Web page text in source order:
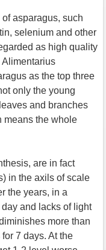
asparagus, such
selenium and other
as high quality
as the top three
only the young
and branches
means the whole
are in fact
in the axils of scale
the years, in a
and lacks of light
more than
7 days. At the